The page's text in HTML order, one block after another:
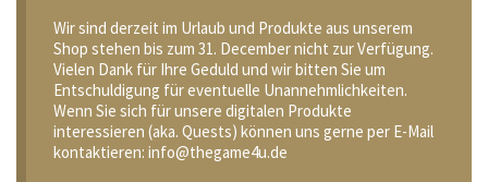
Wir sind derzeit im Urlaub und Produkte aus unserem
Shop stehen bis zum 31. December nicht zur Verfügung.
Vielen Dank für Ihre Geduld und wir bitten Sie um
Entschuldigung für eventuelle Unannehmlichkeiten.
Wenn Sie sich für unsere digitalen Produkte
interessieren (aka. Quests) können uns gerne per E-Mail
kontaktieren: info@thegame4u.de